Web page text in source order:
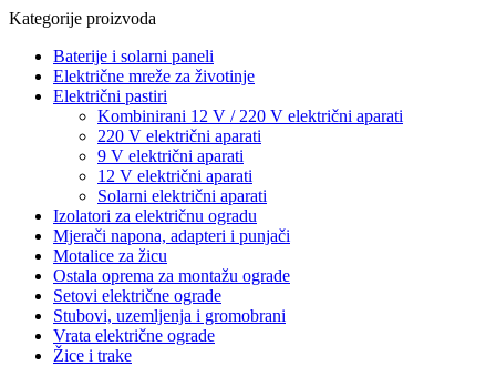
Kategorije proizvoda
Baterije i solarni paneli
Električne mreže za životinje
Električni pastiri
Kombinirani 12 V / 220 V električni aparati
220 V električni aparati
9 V električni aparati
12 V električni aparati
Solarni električni aparati
Izolatori za električnu ogradu
Mjerači napona, adapteri i punjači
Motalice za žicu
Ostala oprema za montažu ograde
Setovi električne ograde
Stubovi, uzemljenja i gromobrani
Vrata električne ograde
Žice i trake